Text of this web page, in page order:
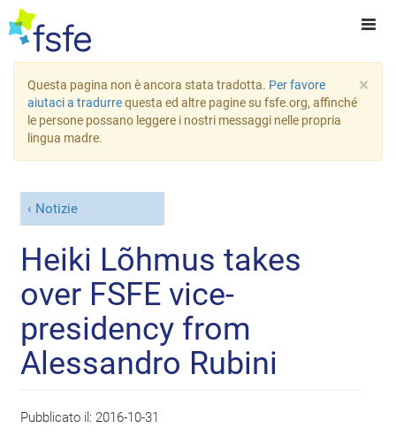
×
Questa pagina non è ancora stata tradotta. Per favore
aiutaci a tradurrequesta ed altre pagine su fsfe.org, affinché
le persone possano leggere i nostri messaggi nelle propria
lingua madre.
Notizie
Heiki Lõhmus takes
over FSFE vice-
presidency from
Alessandro Rubini
Pubblicato il: 2016-10-31